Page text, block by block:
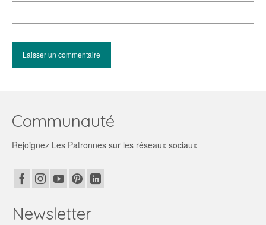
Communauté
Rejoignez Les Patronnes sur les réseaux sociaux
Newsletter